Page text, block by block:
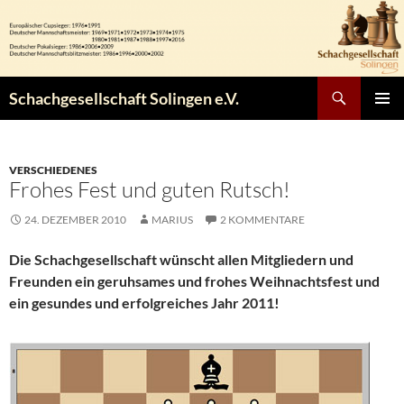
Inhalt
springen
Schachgesellschaft Solingen e.V.
VERSCHIEDENES
Frohes Fest und guten Rutsch!
24. DEZEMBER 2010 MARIUS 2 KOMMENTARE
Die Schachgesellschaft wünscht allen Mitgliedern und
Freunden ein geruhsames und frohes Weihnachtsfest und
ein gesundes und erfolgreiches Jahr 2011!